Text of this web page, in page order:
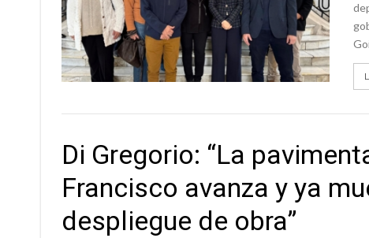
Di Gregorio: “La
Francisco avanza y ya
despliegue de obra”